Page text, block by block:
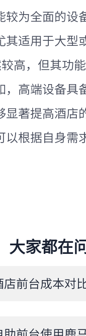
较为全面的设
其适用于大型
高，但其功
，高端设备具
显著提高酒店
以根据自身需
大家都在
前台成本对